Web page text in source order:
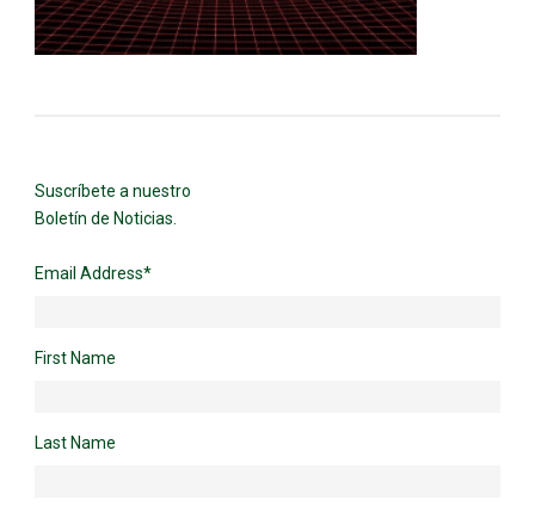
Suscríbete a nuestro
Boletín de Noticias.
Email Address*
First Name
Last Name